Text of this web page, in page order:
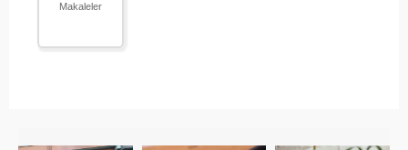
Makaleler